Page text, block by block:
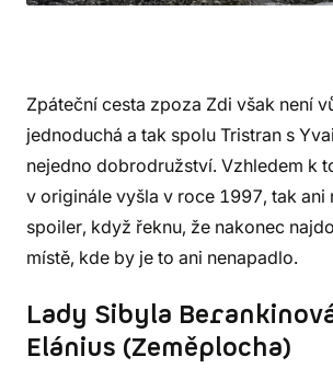
Zpáteční cesta zpoza Zdi však není
jednoduchá a tak spolu Tristran s
nejedno dobrodružství. Vzhledem k
v originále vyšla v roce 1997, tak ani
spoiler, když řeknu, že nakonec
místě, kde by je to ani nenapadlo.
Lady Sibyla
Elánius (Zeměplocha)